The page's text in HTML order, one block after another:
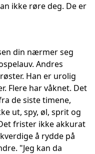
ikke røre deg. De er
din nærmer seg
Andres
Han er urolig
Flere har våknet. Det
de siste timene,
ut, spy, øl, sprit og
frister ikke akkurat
å rydde på
"Jeg kan da